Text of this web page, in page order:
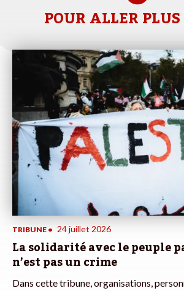
POUR ALLER
TRIBUNE • 24 juillet 2026
La solidarité avec le peuple
n’est pas un crime
Dans cette tribune, organisations,